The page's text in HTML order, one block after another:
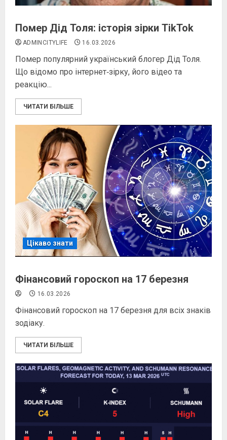
Помер Дід Толя: історія зірки TikTok
ADMINCITYLIFE 16.03.2026
Помер популярний український блогер Дід Толя.
Що відомо про інтернет‑зірку, його відео та
реакцію...
ЧИТАТИ БІЛЬШЕ
Цікаво знати
Фінансовий гороскоп на 17 березня
16.03.2026
Фінансовий гороскоп на 17 березня для всіх знаків
зодіаку.
ЧИТАТИ БІЛЬШЕ